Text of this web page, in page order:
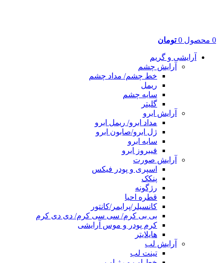
0 محصول 0 تومان
آرایشی و گریم
آرایش چشم
خط چشم/ مداد چشم
ریمل
سایه چشم
گلیتر
آرایش ابرو
مداد ابرو/ ریمل ابرو
ژل ابرو/صابون ابرو
سایه ابرو
فیبروز ابرو
آرایش صورت
اسپری و پودر فیکس
پنکک
رژگونه
قطره احیا
کانسیلر/پرایمر/کانتور
بی بی کرم/ سی سی کرم/ دی دی کرم
کرم پودر و موس آرایشی
هایلایتر
آرایش لب
تینت لب